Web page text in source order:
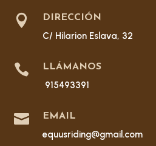
 DIRECCIÓN
C/ Hilarion Eslava, 32
 LLÁMANOS
915493391
 EMAIL
equusriding@gmail.com